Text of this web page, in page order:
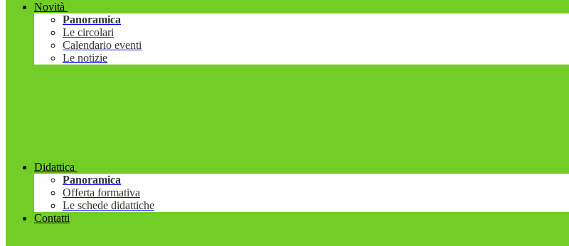
Novità
Panoramica
Le circolari
Calendario eventi
Le notizie
Didattica
Panoramica
Offerta formativa
Le schede didattiche
Contatti